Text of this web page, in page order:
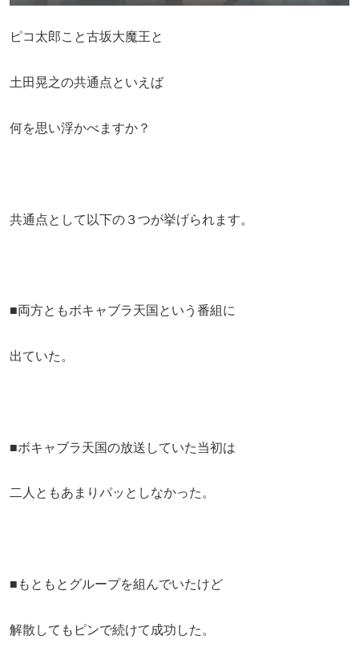
ピコ太郎こと古坂大魔王と
土田晃之の共通点といえば
何を思い浮かべますか？
共通点として以下の３つが挙げられます。
■両方ともボキャブラ天国という番組に
出ていた。
■ボキャブラ天国の放送していた当初は
二人ともあまりパッとしなかった。
■もともとグループを組んでいたけど
解散してもピンで続けて成功した。